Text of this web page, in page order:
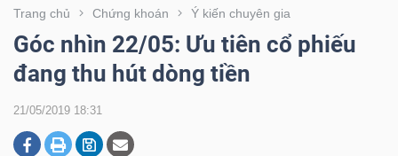
Trang chủ Chứng khoán Ý kiến chuyên gia
Góc nhìn 22/05: Ưu tiên cổ phiếu
đang thu hút dòng tiền
21/05/2019 18:31
CHỨNG